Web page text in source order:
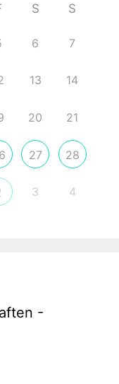
S S
6 7
13 14
20 21
27 28
3 4
-